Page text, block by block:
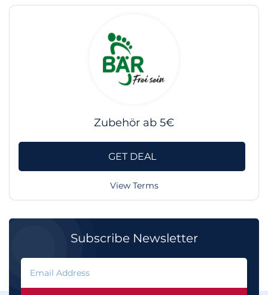
Zubehör ab 5€
GET DEAL
View Terms
Subscribe Newsletter